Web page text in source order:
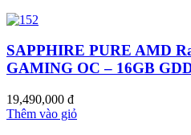
SAPPHIRE PURE AMD
GAMING OC – 16GB
19,490,000 đ
Thêm vào giỏ